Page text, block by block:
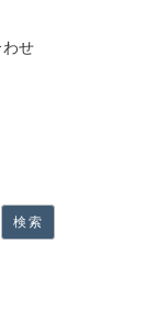
せ
検索